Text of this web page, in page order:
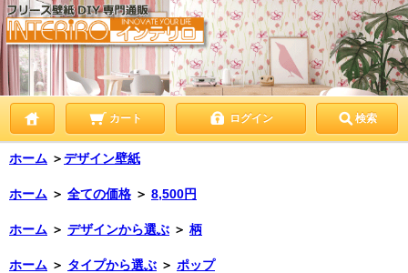
カート ログイン 検索
ホーム ＞デザイン壁紙
ホーム ＞ 全ての価格 ＞ 8,500円
ホーム ＞ デザインから選ぶ ＞ 柄
ホーム ＞ タイプから選ぶ ＞ ポップ